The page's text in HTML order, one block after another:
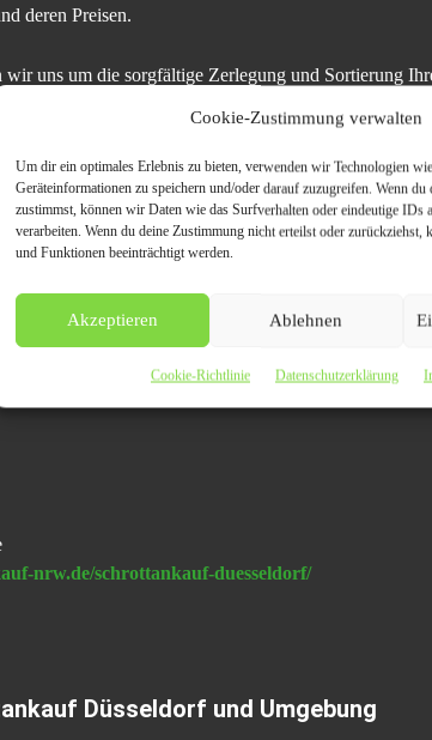
Cookie-Zustimmung verwalten
Um dir ein optimales Erlebnis zu bieten, verwenden wir Technologien
Geräteinformationen zu speichern und/oder darauf zuzugreifen. Wenn du
zustimmst, können wir Daten wie das Surfverhalten oder eindeutige IDs
verarbeiten. Wenn du deine Zustimmung nicht erteilst oder zurückziehst,
und Funktionen beeinträchtigt werden.
Akzeptieren Ablehnen
Cookie-Richtlinie Datenschutzerklärung
deren Preisen.
uns um die sorgfältige Zerlegung und Sortierung
Altmetalle. Dadurch tragen wir nicht nur zur
Klimaschutz.
stehen, ist unser gesamter Service ist für Sie von
Kleinere Mengen Schrott holen wir in Düsseldorf
in Düsseldorf finden Sie unter https://
nrw.de/schrottankauf-duesseldorf/
Düsseldorf und Umgebung